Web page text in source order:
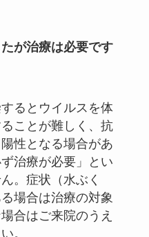
が治療は必要です
るとウイルスを体
ことが難しく、抗
性となる場合があ
治療が必要」とい
。症状（水ぶく
場合は治療の対象
合はご来院のうえ
。